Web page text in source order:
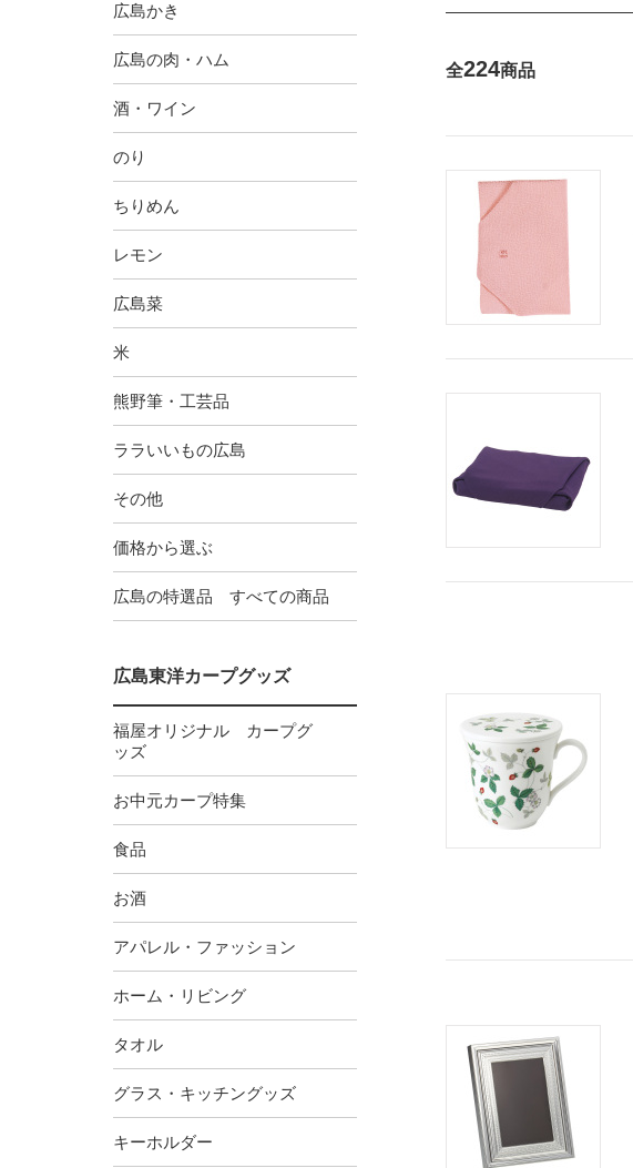
広島かき
広島の肉・ハム
酒・ワイン
のり
ちりめん
レモン
広島菜
米
熊野筆・工芸品
ララいいもの広島
その他
価格から選ぶ
広島の特選品 すべての商品
広島東洋カープグッズ
福屋オリジナル カープグ
ッズ
お中元カープ特集
食品
お酒
アパレル・ファッション
ホーム・リビング
タオル
グラス・キッチングッズ
キーホルダー
全224商品